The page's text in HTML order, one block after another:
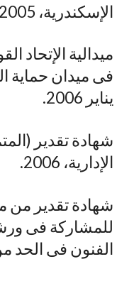
الإسكندرية، 2005.
ميدالية الإتحاد
فى ميدان حماية
يناير 2006.
شهادة تقدير
الإدارية، 2006.
شهادة تقدير من
للمشاركة فى
الفنون فى الحد من